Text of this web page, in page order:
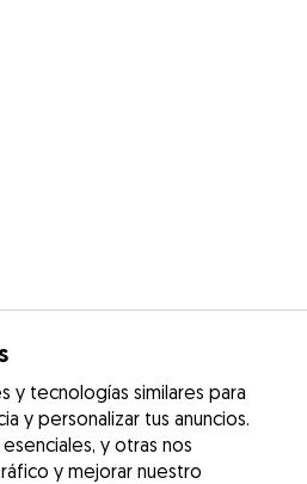
y tecnologías similares para
y personalizar tus anuncios.
y otras nos
y mejorar nuestro